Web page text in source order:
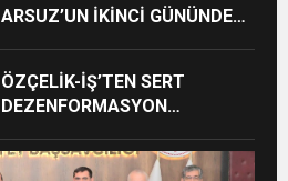
ARSUZ’UN İKİNCİ GÜNÜNDE
ÖZÇELİK-İŞ’TEN SERT
DEZENFORMASYON
CEZAİ SÜREÇ BAŞLATILDI”